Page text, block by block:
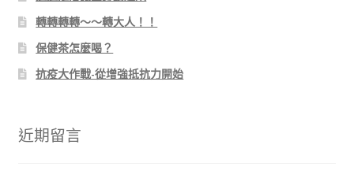
轉轉轉轉～～轉大人！！
保健茶怎麼喝？
抗疫大作戰-從增強抵抗力開始
近期留言